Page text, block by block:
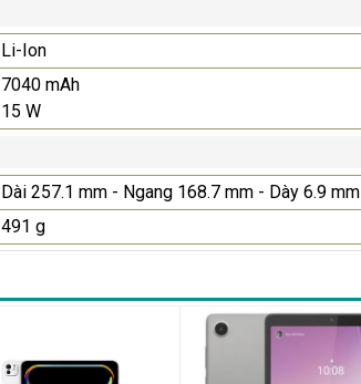
Li-Ion
7040 mAh
15 W
Dài 257.1 mm - Ngang 168.7 mm - Dày 6.9 mm
491 g